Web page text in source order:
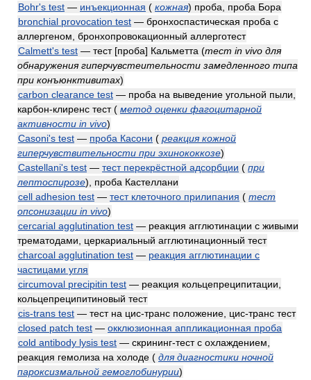
Bohr's test — инъекционная ( кожная) проба, проба Бора
bronchial provocation test — бронхоспастическая проба с
аллергеном, бронхопровокационный аллерготест
Calmett's test — тест [проба] Кальметта (тест in vivo для
обнаружения гиперчувстеительности замедленного типа
при конъюнктивитах)
carbon clearance test — проба на выведение угольной пыли,
карбон-клиренс тест( метод оценки фагоцитарной
активности in vivo)
Casoni's test — проба Касони ( реакция кожной
гиперчувствительности при эхинококкозе)
Castellani's test — тест перекрёстной адсорбции ( при
лептоспирозе) , проба Кастеллани
cell adhesion test — тест клеточного прилипания ( тест
опсонизации in vivo)
cercarial agglutination test — реакция агглютинации с живыми
трематодами, церкариальный агглютинационный тест
charcoal agglutination test — реакция агглютинации с
частицами угля
circumoval precipitin test — реакция кольцепреципитации,
кольцепреципитиновый тест
cis-trans test — тест на цис-транс положение, цис-транс тест
closed patch test — окклюзионная аппликационная проба
cold antibody lysis test — скрининг-тест с охлаждением,
реакция гемолиза на холоде ( для диагностики ночной
пароксизмальной гемоглобинурии)